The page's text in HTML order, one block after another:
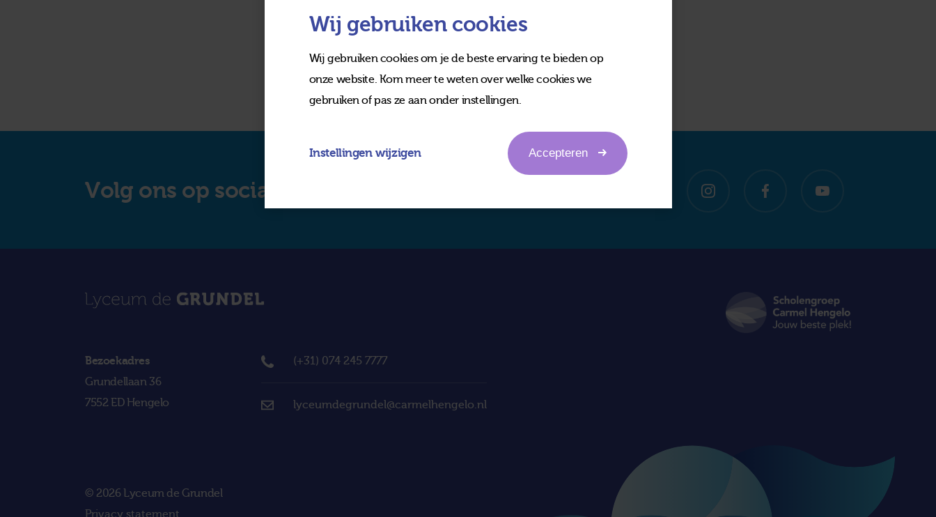
Volg ons op social media
Bezoekadres
Grundellaan 36
7552 ED Hengelo
(+31) 074 245 7777
lyceumdegrundel@carmelhengelo.nl
© 2026 Lyceum de Grundel
Privacy statement
Wij gebruiken cookies
Wij gebruiken cookies om je de beste ervaring te bieden op
onze website. Kom meer te weten over welke cookies we
gebruiken of pas ze aan onder instellingen.
Instellingen wijzigen Accepteren